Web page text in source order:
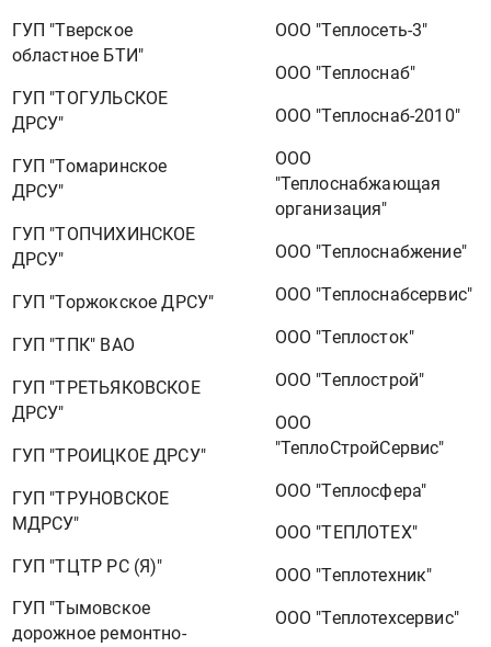
ГУП "Тверское
областное БТИ"
ГУП "ТОГУЛЬСКОЕ
ДРСУ"
ГУП "Томаринское
ДРСУ"
ГУП "ТОПЧИХИНСКОЕ
ДРСУ"
ГУП "Торжокское ДРСУ"
ГУП "ТПК" ВАО
ГУП "ТРЕТЬЯКОВСКОЕ
ДРСУ"
ГУП "ТРОИЦКОЕ ДРСУ"
ГУП "ТРУНОВСКОЕ
МДРСУ"
ГУП "ТЦТР РС (Я)"
ГУП "Тымовское
дорожное ремонтно-
ООО "Теплосеть-3"
ООО "Теплоснаб"
ООО "Теплоснаб-2010"
ООО
"Теплоснабжающая
организация"
ООО "Теплоснабжение"
ООО "Теплоснабсервис"
ООО "Теплосток"
ООО "Теплострой"
ООО
"ТеплоСтройСервис"
ООО "Теплосфера"
ООО "ТЕПЛОТЕХ"
ООО "Теплотехник"
ООО "Теплотехсервис"